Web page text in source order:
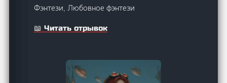
Фэнтези, Любовное фэнтези
📖 Читать отрывок